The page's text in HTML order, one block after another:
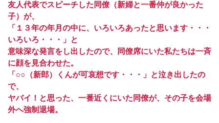
友人代表でスピーチした同僚（新婦と一番仲が良かった
子）が、
「１３年の年月の中に、いろいろあったと思います・・・
いろいろ・・・」と
意味深な発言をし出したので、同僚席にいた私たちは一斉
に顔を見合わせた。
「○○（新郎）くんが可哀想です・・・」と泣き出したの
で、
ヤバイ！と思った、一番近くにいた同僚が、その子を会場
外へ強制退場。